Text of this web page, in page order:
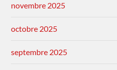
novembre 2025
octobre 2025
septembre 2025